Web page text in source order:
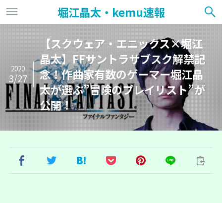
堀江晶太・kemu速報
【スクウェア・エニックス×堀江
晶太】FFサントラサブスク解禁記
念！作曲家有数のゲーマー堀江晶
太が選ぶ”冒険のプレイリスト”が
公開！
2020
3/27